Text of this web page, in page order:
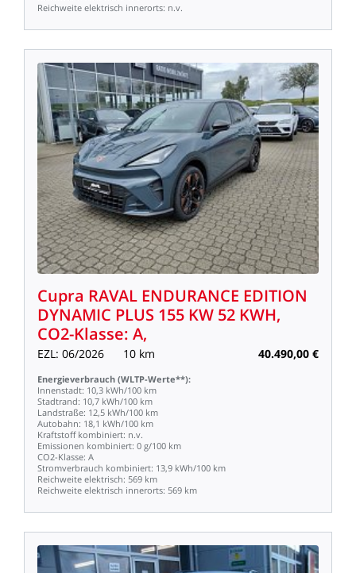
Reichweite elektrisch innerorts: n.v.
Cupra RAVAL ENDURANCE EDITION
DYNAMIC PLUS 155 KW 52 KWH,
CO2-Klasse: A,
EZL: 06/2026 10 km 40.490,00 €
Energieverbrauch (WLTP-Werte**):
Innenstadt: 10,3 kWh/100 km
Stadtrand: 10,7 kWh/100 km
Landstraße: 12,5 kWh/100 km
Autobahn: 18,1 kWh/100 km
Kraftstoff kombiniert: n.v.
Emissionen kombiniert: 0 g/100 km
CO2-Klasse: A
Stromverbrauch kombiniert: 13,9 kWh/100 km
Reichweite elektrisch: 569 km
Reichweite elektrisch innerorts: 569 km